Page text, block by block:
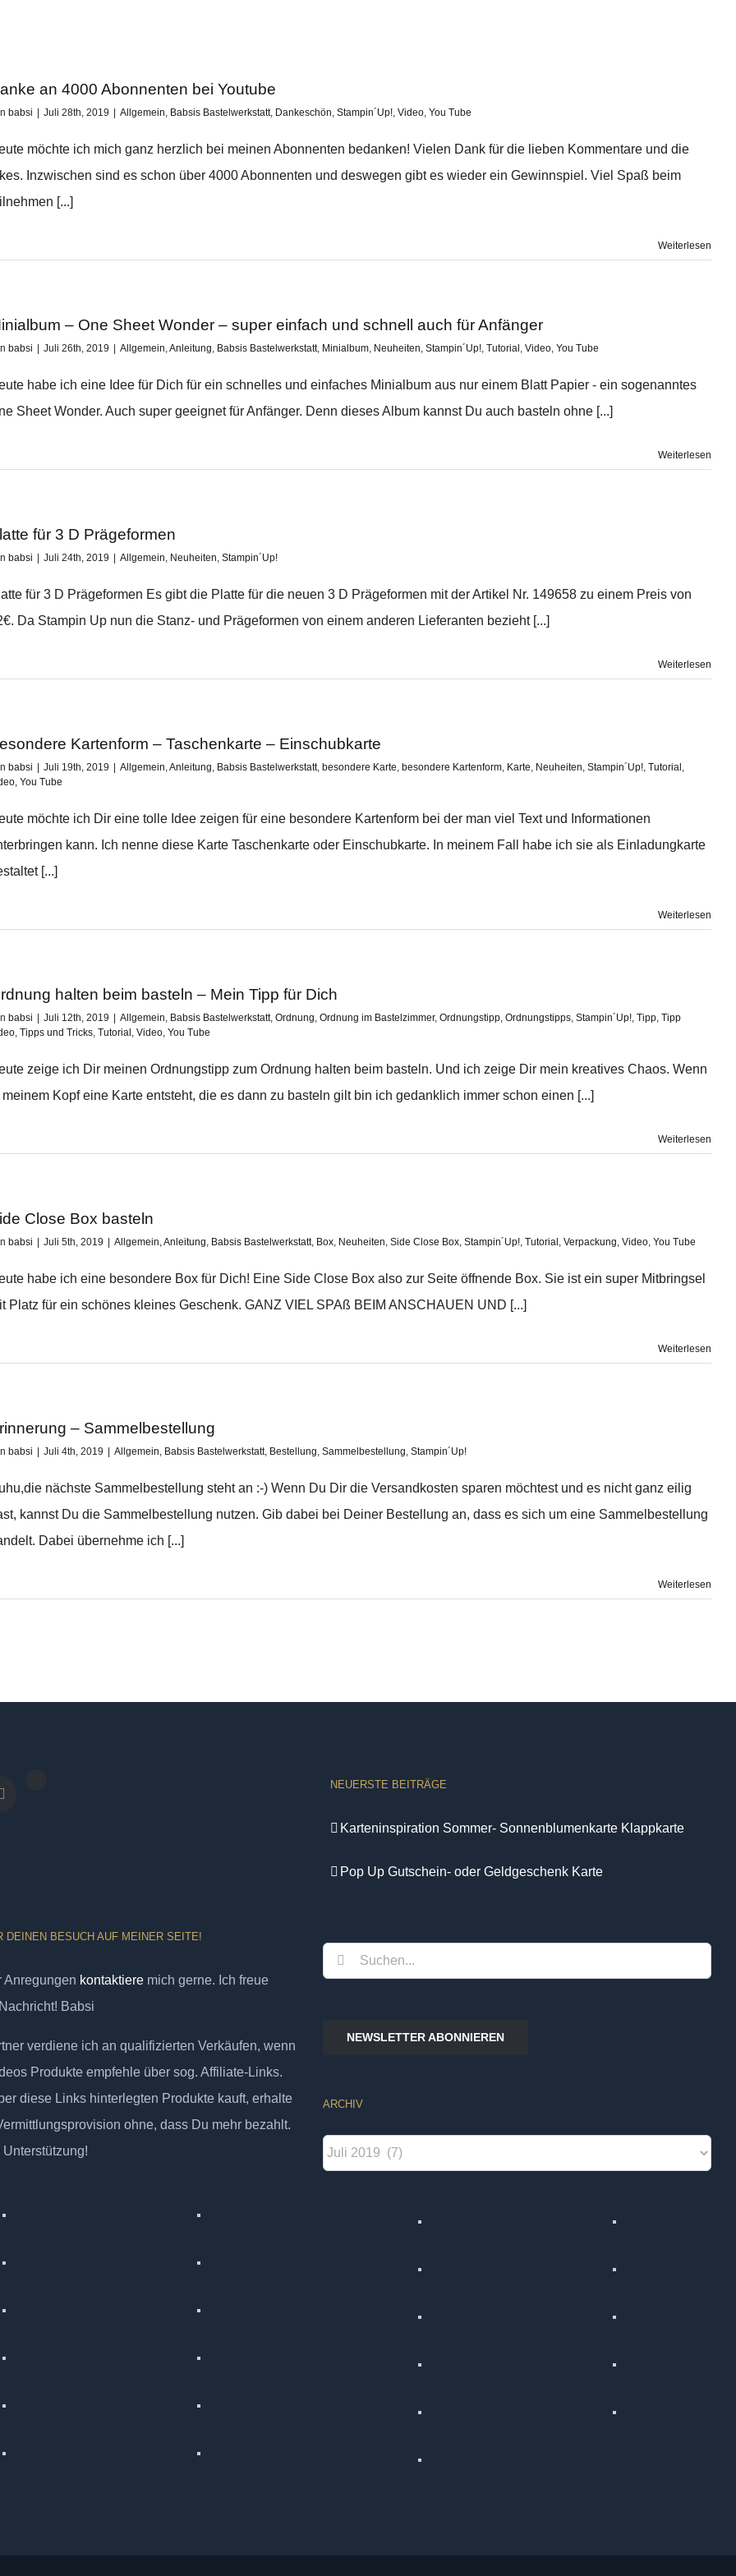
an 4000 Abonnenten bei Youtube
babsi Juli 28th, 2019 Allgemein, Babsis Bastelwerkstatt, Dankeschön, Stampin´Up!, Video, You Tube
möchte ich mich ganz herzlich bei meinen Abonnenten bedanken! Vielen Dank für die lieben Kommentare und die
Inzwischen sind es schon über 4000 Abonnenten und deswegen gibt es wieder ein Gewinnspiel. Viel Spaß beim
[...]
Weiterlesen
– One Sheet Wonder – super einfach und schnell auch für Anfänger
babsi Juli 26th, 2019 Allgemein,Anleitung, Babsis Bastelwerkstatt, Minialbum, Neuheiten, Stampin´Up!, Tutorial , Video, You Tube
habe ich eine Idee für Dich für ein schnelles und einfaches Minialbum aus nur einem Blatt Papier - ein sogenanntes
Sheet Wonder. Auch super geeignet für Anfänger. Denn dieses Album kannst Du auch basteln ohne [...]
Weiterlesen
für 3 D Prägeformen
babsi Juli 24th, 2019 Allgemein, Neuheiten, Stampin´Up!
für 3 D Prägeformen Es gibt die Platte für die neuen 3 D Prägeformen mit der Artikel Nr. 149658 zu einem Preis von
Da Stampin Up nun die Stanz- und Prägeformen von einem anderen Lieferanten bezieht [...]
Weiterlesen
Kartenform – Taschenkarte – Einschubkarte
babsi Juli 19th, 2019 Allgemein,Anleitung, Babsis Bastelwerkstatt, besondere Karte, besondere Kartenform, Karte, Neuheiten, Stampin´Up!, Tutorial ,
, You Tube
möchte ich Dir eine tolle Idee zeigen für eine besondere Kartenform bei der man viel Text und Informationen
kann. Ich nenne diese Karte Taschenkarte oder Einschubkarte. In meinem Fall habe ich sie als Einladungkarte
[...]
Weiterlesen
halten beim basteln – Mein Tipp für Dich
babsi Juli 12th, 2019 Allgemein, Babsis Bastelwerkstatt, Ordnung, Ordnung im Bastelzimmer, Ordnungstipp, Ordnungstipps, Stampin´Up!, Tipp, Tipp
, Tipps und Tricks, Tutorial , Video, You Tube
zeige ich Dir meinen Ordnungstipp zum Ordnung halten beim basteln. Und ich zeige Dir mein kreatives Chaos. Wenn
meinem Kopf eine Karte entsteht, die es dann zu basteln gilt bin ich gedanklich immer schon einen [...]
Weiterlesen
Close Box basteln
babsi Juli 5th, 2019 Allgemein,Anleitung, Babsis Bastelwerkstatt, Box, Neuheiten, Side Close Box, Stampin´Up!, Tutorial , Verpackung, Video, You Tube
habe ich eine besondere Box für Dich! Eine Side Close Box also zur Seite öffnende Box. Sie ist ein super Mitbringsel
Platz für ein schönes kleines Geschenk. GANZ VIEL SPAß BEIM ANSCHAUEN UND [...]
Weiterlesen
– Sammelbestellung
babsi Juli 4th, 2019 Allgemein, Babsis Bastelwerkstatt, Bestellung, Sammelbestellung, Stampin´Up!
nächste Sammelbestellung steht an :-) Wenn Du Dir die Versandkosten sparen möchtest und es nicht ganz eilig
kannst Du die Sammelbestellung nutzen. Gib dabei bei Deiner Bestellung an, dass es sich um eine Sammelbestellung
Dabei übernehme ich [...]
Weiterlesen
DEINEN BESUCH AUF MEINER SEITE!
Anregungen kontaktiere mich gerne. Ich freue
Babsi
verdiene ich an qualifizierten Verkäufen, wenn
Produkte empfehle über sog. Affiliate-Links.
diese Links hinterlegten Produkte kauft, erhalte
ohne, dass Du mehr bezahlt.
NEUERSTE BEITRÄGE
Karteninspiration Sommer- Sonnenblumenkarte Klappkarte
Pop Up Gutschein- oder Geldgeschenk Karte
Suche
nach:
NEWSLETTER ABONNIEREN
ARCHIV
Archiv